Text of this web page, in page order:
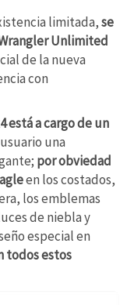
limitada,se
Unlimited
de la nueva
con
está a cargo de un
una
por obviedad
en los costados,
los emblemas
de niebla y
especial en
todos estos